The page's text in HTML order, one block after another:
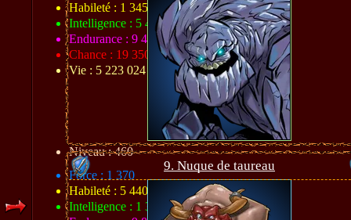
Habileté : 1 345
Intelligence : 5 420
Endurance : 9 462
Chance : 19 350
Vie : 5 223 024
Niveau : 460
Force : 1 370
Habileté : 5 440
Intelligence : 1 360
9. Nuque de taureau